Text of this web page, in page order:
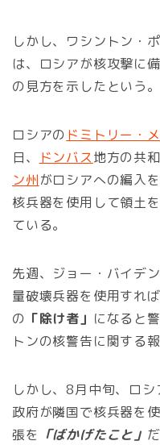
しかし、ワシントン・
は、ロシアが核攻撃に
の見方を示したという。
ロシアの ドミトリー・
日、
ドンバス地方の共
ン州がロシアへの編入
核兵器を使用して領土
ている。
先週、ジョー・バイデ
量破壊兵器を使用すれ
の 「除け者」 になると
トンの核警告に関する
しかし、8月中旬、ロシ
政府が隣国で核兵器を
張を 「ばかげたこと」